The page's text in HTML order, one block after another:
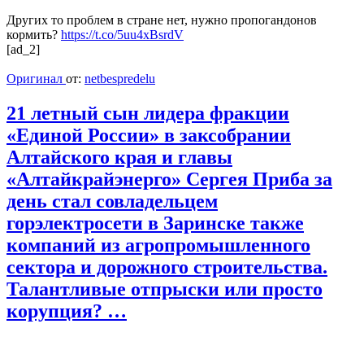
Других то проблем в стране нет, нужно пропогандонов
кормить? https://t.co/5uu4xBsrdV
[ad_2]
Оригинал от: netbespredelu
21 летный сын лидера фракции
«Единой России» в заксобрании
Алтайского края и главы
«Алтайкрайэнерго» Сергея Приба за
день стал совладельцем
горэлектросети в Заринске также
компаний из агропромышленного
сектора и дорожного строительства.
Талантливые отпрыски или просто
корупция? …